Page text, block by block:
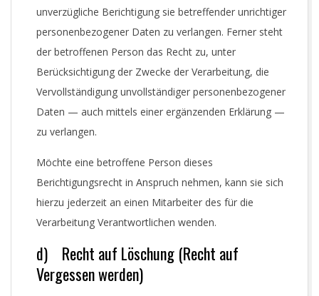
unverzügliche Berichtigung sie betreffender unrichtiger
personenbezogener Daten zu verlangen. Ferner steht
der betroffenen Person das Recht zu, unter
Berücksichtigung der Zwecke der Verarbeitung, die
Vervollständigung unvollständiger personenbezogener
Daten — auch mittels einer ergänzenden Erklärung —
zu verlangen.
Möchte eine betroffene Person dieses
Berichtigungsrecht in Anspruch nehmen, kann sie sich
hierzu jederzeit an einen Mitarbeiter des für die
Verarbeitung Verantwortlichen wenden.
d) Recht auf Löschung (Recht auf
Vergessen werden)